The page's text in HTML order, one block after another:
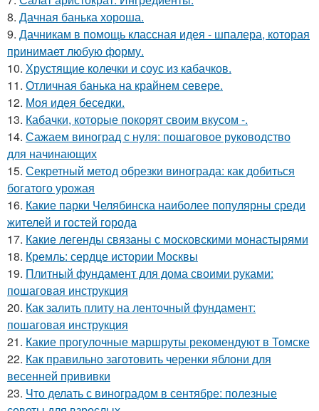
8. Дачная банька хороша.
9. Дачникам в помощь классная идея - шпалера, которая
принимает любую форму.
10. Хрустящие колечки и соус из кабачков.
11. Отличная банька на крайнем севере.
12. Моя идея беседки.
13. Кабачки, которые покорят своим вкусом -.
14. Сажаем виноград с нуля: пошаговое руководство
для начинающих
15. Секретный метод обрезки винограда: как добиться
богатого урожая
16. Какие парки Челябинска наиболее популярны среди
жителей и гостей города
17. Какие легенды связаны с московскими монастырями
18. Кремль: сердце истории Москвы
19. Плитный фундамент для дома своими руками:
пошаговая инструкция
20. Как залить плиту на ленточный фундамент:
пошаговая инструкция
21. Какие прогулочные маршруты рекомендуют в Томске
22. Как правильно заготовить черенки яблони для
весенней прививки
23. Что делать с виноградом в сентябре: полезные